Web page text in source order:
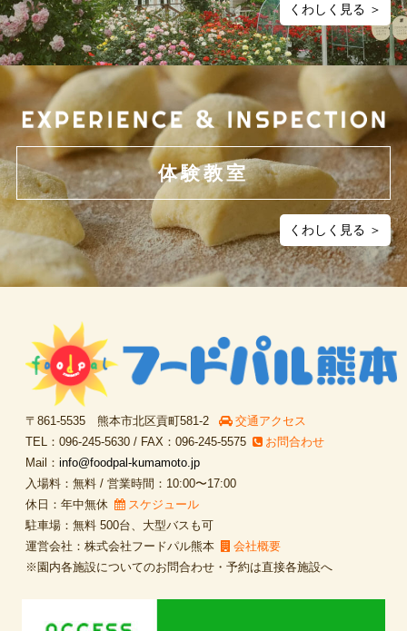
くわしく見る ＞
体験教室
くわしく見る ＞
〒861-5535 熊本市北区貢町581-2
交通アクセス
TEL：096-245-5630 / FAX：096-245-5575
お問合わせ
Mail：info@foodpal-kumamoto.jp
入場料：無料 / 営業時間：10:00〜17:00
休日：年中無休
スケジュール
駐車場：無料 500台、大型バスも可
運営会社：株式会社フードパル熊本
会社概要
※園内各施設についてのお問合わせ・予約は直接各施設へ